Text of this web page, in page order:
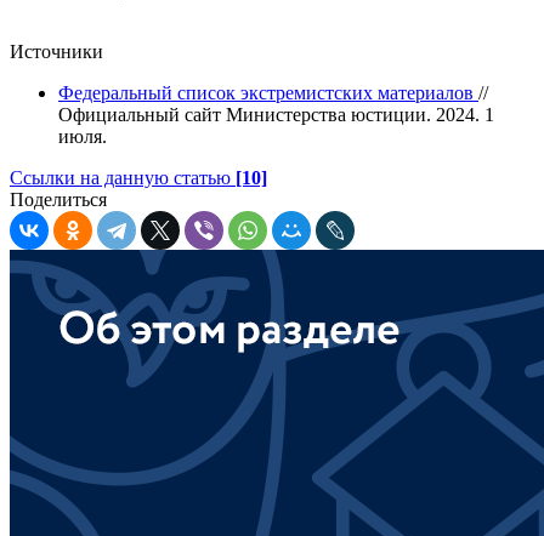
Источники
Федеральный список экстремистских материалов //
Официальный сайт Министерства юстиции. 2024. 1
июля.
Ссылки на данную статью [10]
Поделиться